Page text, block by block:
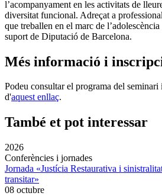
l’acompanyament en les activitats de
diversitat funcional. Adreçat a
que treballen en el marc de
suport de Diputació de Barcelona.
Més informació i
Podeu consultar el programa del
d'aquest enllaç.
També et pot interessar
2026
Conferències i jornades
Jornada «Justícia Restaurativa i
transitar»
08 octubre